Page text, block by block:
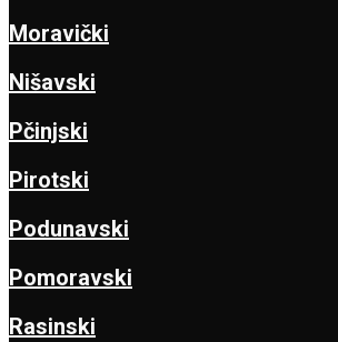
Moravički
Nišavski
Pčinjski
Pirotski
Podunavski
Pomoravski
Rasinski